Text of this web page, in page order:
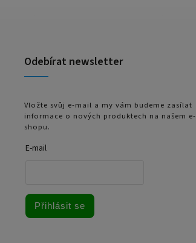
Odebírat newsletter
Vložte svůj e-mail a my vám budeme zasílat
informace o nových produktech na našem e-
shopu.
E-mail
Přihlásit se